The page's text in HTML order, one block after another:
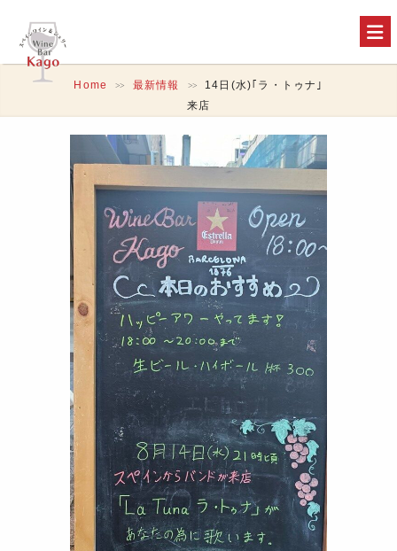
Home >> 最新情報 >>
14日(水)｢ラ・トゥナ｣
来店